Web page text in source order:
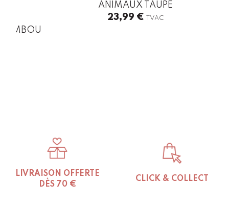
BAMBOU
ANIMAUX TAUPE
23,99 € TVAC
LIVRAISON OFFERTE
DÈS 70 €
CLICK & COLLECT